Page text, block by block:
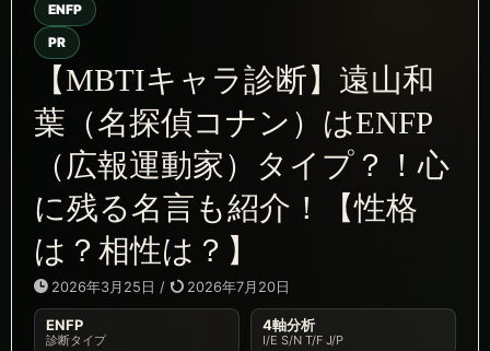
ENFP
PR
【MBTIキャラ診断】遠山和
葉（名探偵コナン）はENFP
（広報運動家）タイプ？！心
に残る名言も紹介！【性格
は？相性は？】
2026年3月25日 / 2026年7月20日
ENFP
診断タイプ
4軸分析
I/E S/N T/F J/P